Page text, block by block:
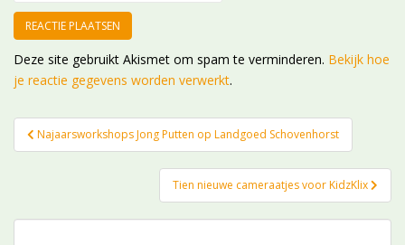
Deze site gebruikt Akismet om spam te verminderen. Bekijk hoe
je reactie gegevens worden verwerkt.
Bericht
navigatie
Najaarsworkshops Jong Putten op Landgoed Schovenhorst
Tien nieuwe cameraatjes voor KidzKlix